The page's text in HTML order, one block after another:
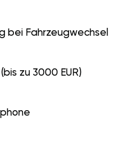
bei Fahrzeugwechsel
zu 3000 EUR)